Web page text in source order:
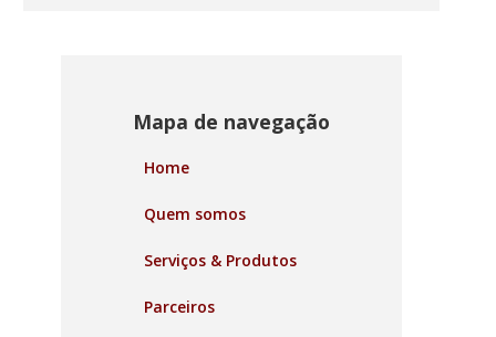
Mapa de navegação
Home
Quem somos
Serviços & Produtos
Parceiros